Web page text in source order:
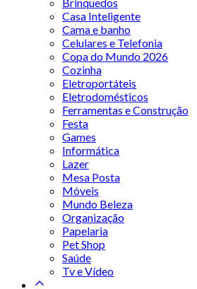
Casa Inteligente
Cama e banho
Celulares e Telefonia
Copa do Mundo 2026
Cozinha
Eletroportáteis
Eletrodomésticos
Ferramentas e Construção
Festa
Games
Informática
Lazer
Mesa Posta
Móveis
Mundo Beleza
Organização
Papelaria
Pet Shop
Saúde
Tv e Vídeo